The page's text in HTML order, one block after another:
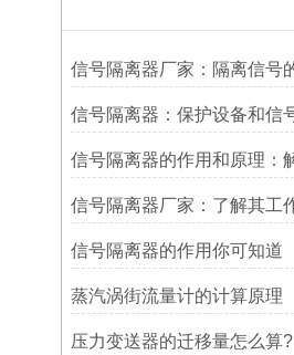
信号隔离器的作用你可知道
蒸汽涡街流量计的计算原理
压力变送器的迁移量怎么算?